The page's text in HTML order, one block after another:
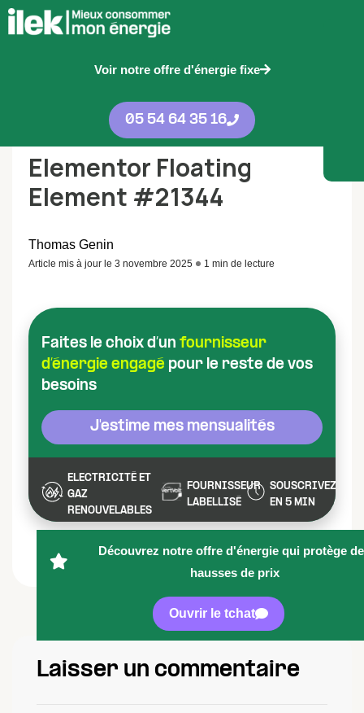
Voir notre offre d'énergie fixe
05 54 64 35 16
Elementor Floating
Element #21344
Thomas Genin
Article mis à jour le 3 novembre 2025 1 min de lecture
Faites le choix d’un fournisseur
d’énergie engagé pour le reste de vos
besoins
J'estime mes mensualités
ELECTRICITÉ ET
GAZ
RENOUVELABLES
FOURNISSEUR
LABELLISÉ
SOUSCRIVEZ
EN 5 MIN
Découvrez notre offre d'énergie qui protège
hausses de prix
Ouvrir le tchat
Laisser un commentaire